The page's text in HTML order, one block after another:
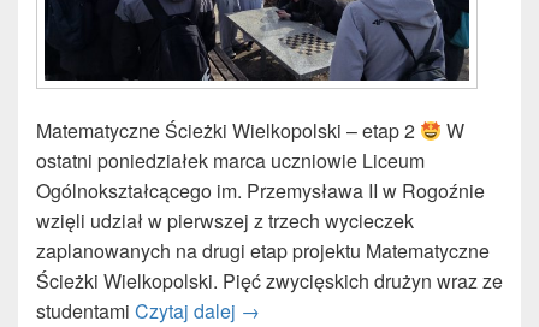
Matematyczne Ścieżki Wielkopolski – etap 2
W
ostatni poniedziałek marca uczniowie Liceum
Ogólnokształcącego im. Przemysława II w Rogoźnie
wzięli udział w pierwszej z trzech wycieczek
zaplanowanych na drugi etap projektu Matematyczne
Ścieżki Wielkopolski. Pięć zwycięskich drużyn wraz ze
studentami Czytaj dalej Matematyczne Ścieżki
→